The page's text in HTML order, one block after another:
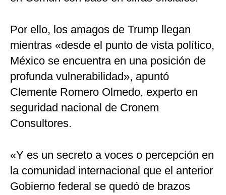
Por ello, los amagos de Trump llegan
mientras «desde el punto de vista político,
México se encuentra en una posición de
profunda vulnerabilidad», apuntó
Clemente Romero Olmedo, experto en
seguridad nacional de Cronem
Consultores.
«Y es un secreto a voces o percepción en
la comunidad internacional que el anterior
Gobierno federal se quedó de brazos